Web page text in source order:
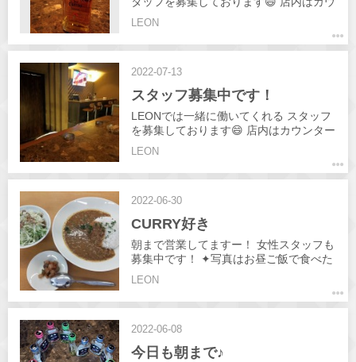
ンターのみの 対面接客です♪ お酒は飲め
なくてもOK❗ 週1日程度でもOK❗ 短時間
の勤務でもOKです♪ 詳しくは 求人ペー
わせください♪ #高松#飲み屋 #ガールズ
バー #キャバ #時短明け #girlsbar #BAR
#レオン#LEON #スタッフ募集 #高松求
人 #古馬場町求人 #古馬場 #スタッフ募
集中 #朝までやってます #シャンパン #
学生歓迎 #掛け持ちok #高松ナイトワー
ク
LEON
2022-07-13
スタッフ募集中です！
LEONでは一緒に働いてくれる スタッフ
を募集しております😄 店内はカウンター
のみの 対面接客です♪ お酒は飲めなくて
もOK❗ 週1日程度でもOK❗ 短時間の勤務
でもOKです♪ 詳しくは DM までお気軽に
ガールズバー #キャバ #時短明け
#girlsbar #BAR #レオン#LEON #スタッ
フ募集 #高松求人 #古馬場町求人 #古馬
場 #スタッフ募集中 #朝までやってます
#シャンパン #学生歓迎 #掛け持ちok #高
松ナイトワーク
LEON
2022-06-30
CURRY好き
朝まで営業してますー！ 女性スタッフも
募集中です！ ✦写真はお昼ご飯で食べた
スパイスカレーです😀
LEON
2022-06-08
今日も朝まで♪